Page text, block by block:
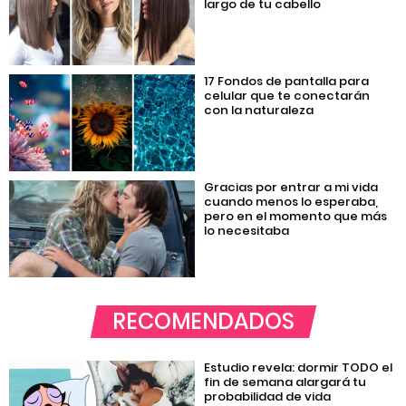
largo de tu cabello
17 Fondos de pantalla para
celular que te conectarán
con la naturaleza
Gracias por entrar a mi vida
cuando menos lo esperaba,
pero en el momento que más
lo necesitaba
RECOMENDADOS
Estudio revela: dormir TODO el
fin de semana alargará tu
probabilidad de vida